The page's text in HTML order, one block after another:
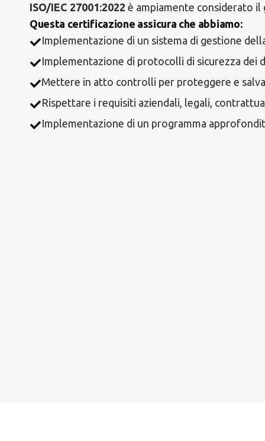
ISO/IEC 27001:2022 è ampiamente considerato
Questa certificazione assicura che abbiamo:
Implementazione di un sistema di gestione
Implementazione di protocolli di sicurezza dei
Mettere in atto controlli per proteggere e
Rispettare i requisiti aziendali, legali,
Implementazione di un programma